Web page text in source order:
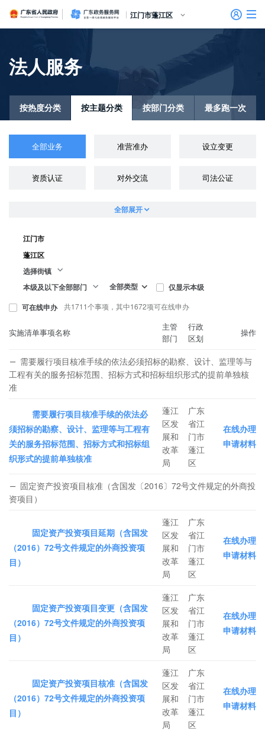
留言信箱
建言献策
信访相关法规
便民服务
百姓论坛
政府热线
网上调查
在线访谈
法律服务
领导信箱
未加载图片
政务微博
网络问政
意见征集
部门信箱
信访常见问题
信件回复
网上举报
公众监督
我要留言
广东省人民政府广东政务服务网
江门市蓬江区
个人服务
法人服务
效能监督
政务公开
法人服务
按热度分类 按主题分类 按部门分类 最多跑一次
全部业务 准营准办 设立变更
资质认证 对外交流 司法公证
全部展开
江门市
蓬江区
选择街镇
本级及以下全部部门
全部类型
仅显示本级
可在线申办
共1711个事项，其中1672项可在线申办
实施清单事项名称
主管
部门
行政
区划
操作
需要履行项目核准手续的依法必须招标的勘察、设计、监理等与
工程有关的服务招标范围、招标方式和招标组织形式的提前单独核
准
需要履行项目核准手续的依法必
须招标的勘察、设计、监理等与工程有
关的服务招标范围、招标方式和招标组
织形式的提前单独核准
蓬江
区发
展和
改革
局
广东
省江
门市
蓬江
区
在线办理
申请材料
固定资产投资项目核准（含国发〔2016〕72号文件规定的外商投
资项目）
固定资产投资项目延期（含国发
（2016）72号文件规定的外商投资项
目）
蓬江
区发
展和
改革
局
广东
省江
门市
蓬江
区
在线办理
申请材料
固定资产投资项目变更（含国发
（2016）72号文件规定的外商投资项
目）
蓬江
区发
展和
改革
局
广东
省江
门市
蓬江
区
在线办理
申请材料
固定资产投资项目核准（含国发
（2016）72号文件规定的外商投资项
目）
蓬江
区发
展和
改革
局
广东
省江
门市
蓬江
区
在线办理
申请材料